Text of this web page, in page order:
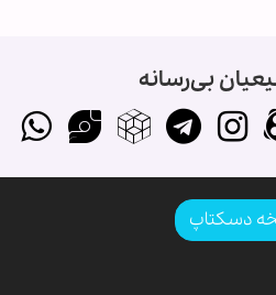
بی‌رسانه
دسکتاپ